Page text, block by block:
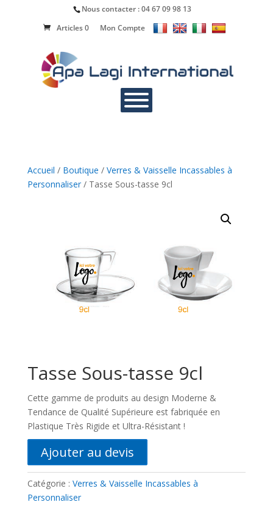
Nous contacter :04 67 09 98 13
Articles 0
Mon Compte
Accueil / Boutique / Verres & Vaisselle Incassables à
Personnaliser/ Tasse Sous-tasse 9cl
Tasse Sous-tasse 9cl
Cette gamme de produits au design Moderne &
Tendance de Qualité Supérieure est fabriquée en
Plastique Très Rigide et Ultra-Résistant !
Ajouter au devis
Catégorie : Verres & Vaisselle Incassables à
Personnaliser